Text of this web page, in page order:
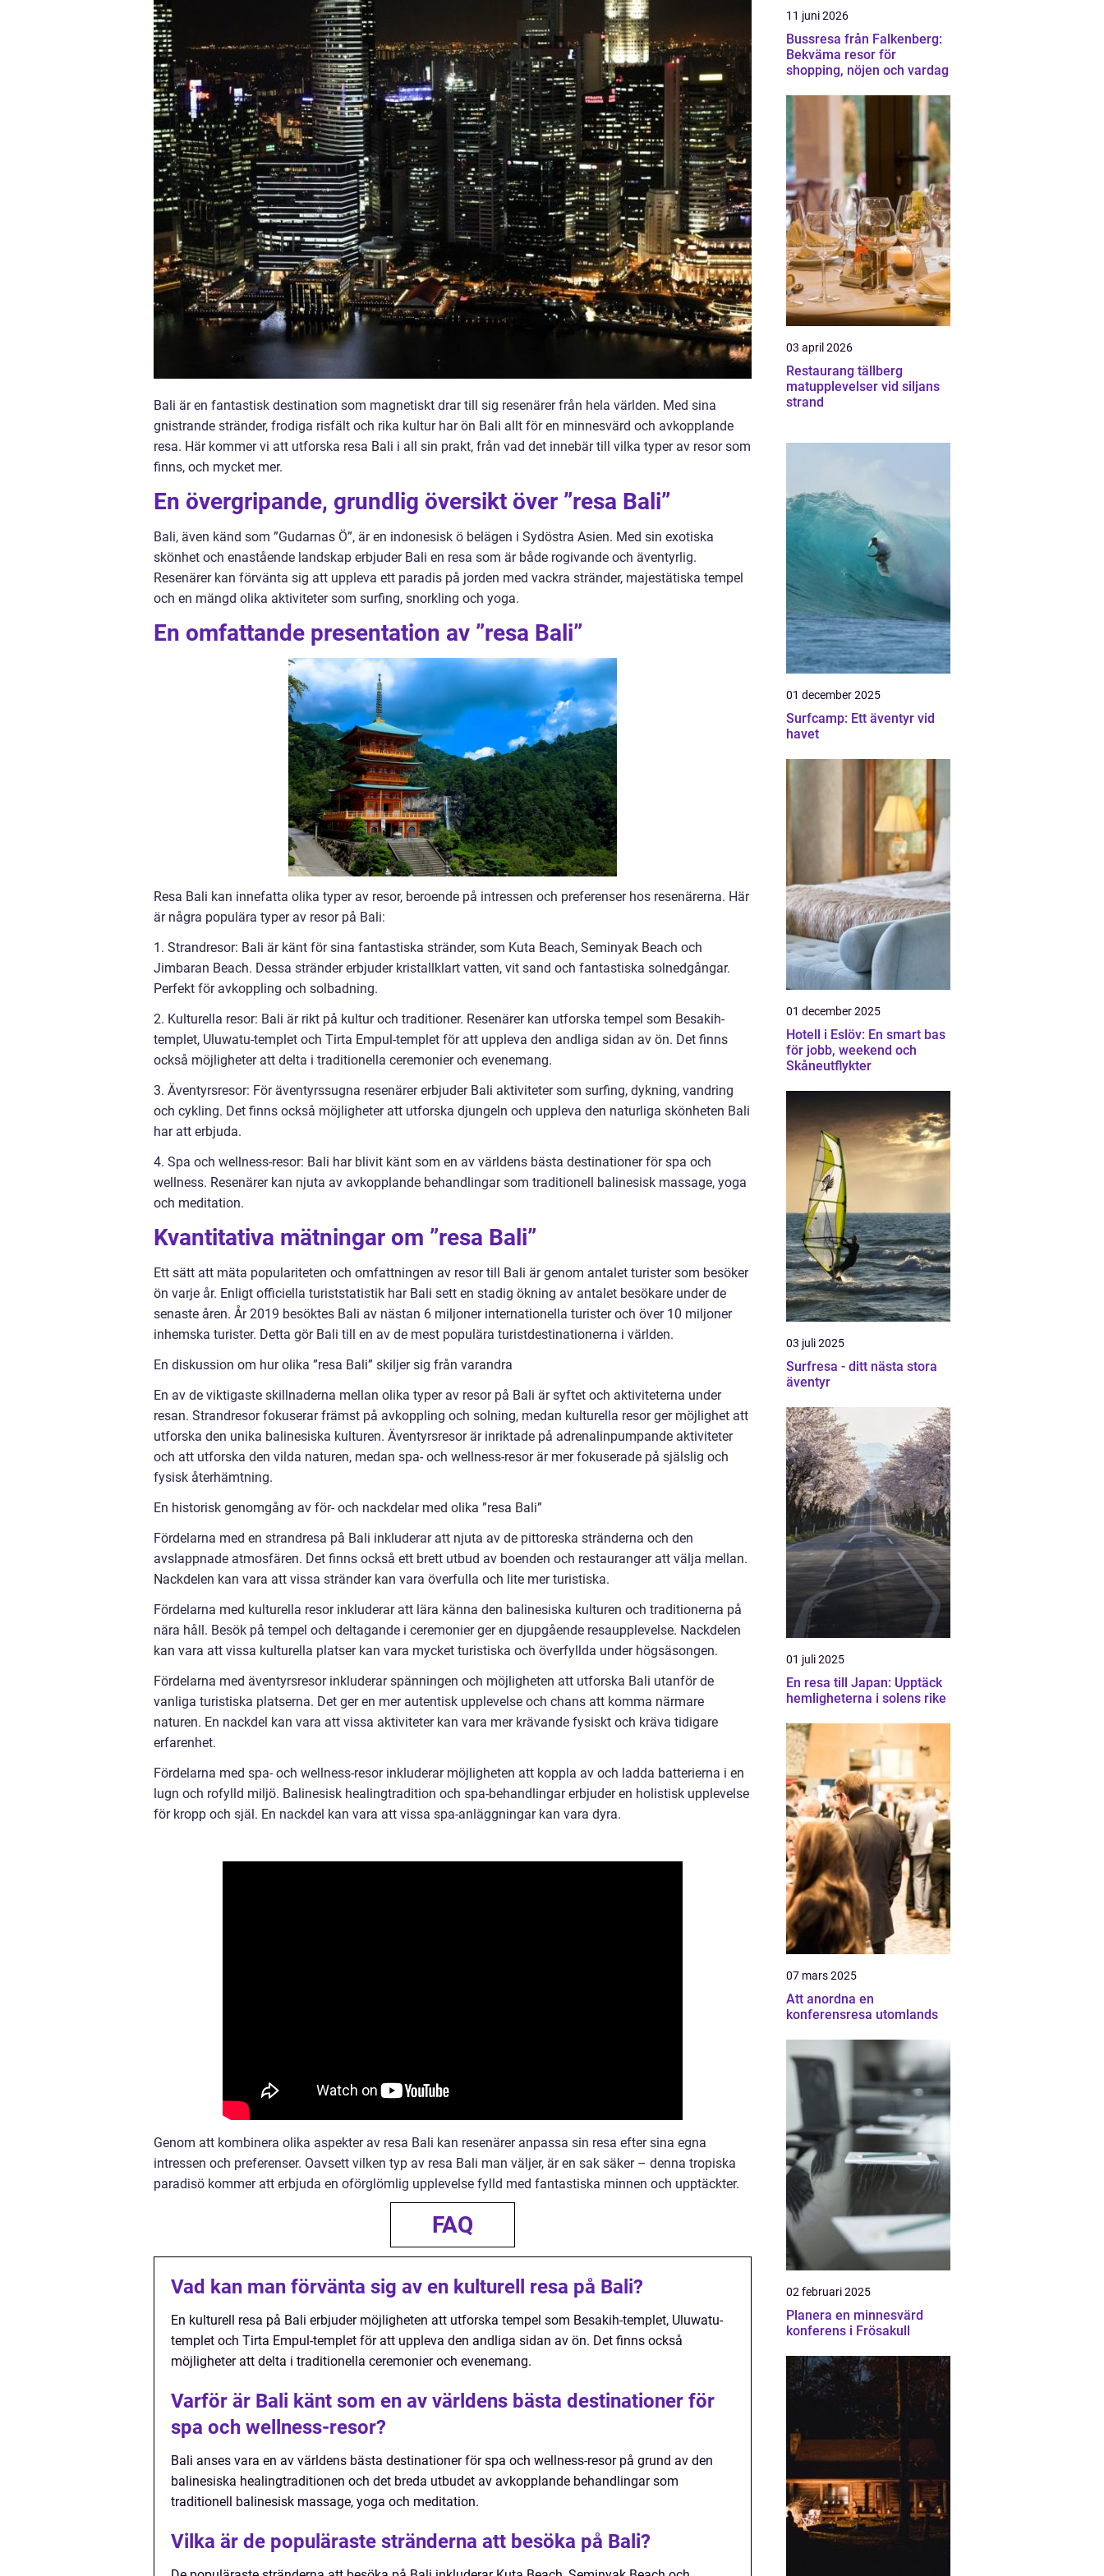
Bali är en fantastisk destination som magnetiskt drar till sig resenärer från hela världen. Med sina
gnistrande stränder, frodiga risfält och rika kultur har ön Bali allt för en minnesvärd och avkopplande
resa. Här kommer vi att utforska resa Bali i all sin prakt, från vad det innebär till vilka typer av resor som
finns, och mycket mer.
En övergripande, grundlig översikt över ”resa Bali”
Bali, även känd som ”Gudarnas Ö”, är en indonesisk ö belägen i Sydöstra Asien. Med sin exotiska
skönhet och enastående landskap erbjuder Bali en resa som är både rogivande och äventyrlig.
Resenärer kan förvänta sig att uppleva ett paradis på jorden med vackra stränder, majestätiska tempel
och en mängd olika aktiviteter som surfing, snorkling och yoga.
En omfattande presentation av ”resa Bali”
Resa Bali kan innefatta olika typer av resor, beroende på intressen och preferenser hos resenärerna. Här
är några populära typer av resor på Bali:
1. Strandresor: Bali är känt för sina fantastiska stränder, som Kuta Beach, Seminyak Beach och
Jimbaran Beach. Dessa stränder erbjuder kristallklart vatten, vit sand och fantastiska solnedgångar.
Perfekt för avkoppling och solbadning.
2. Kulturella resor: Bali är rikt på kultur och traditioner. Resenärer kan utforska tempel som Besakih-
templet, Uluwatu-templet och Tirta Empul-templet för att uppleva den andliga sidan av ön. Det finns
också möjligheter att delta i traditionella ceremonier och evenemang.
3. Äventyrsresor: För äventyrssugna resenärer erbjuder Bali aktiviteter som surfing, dykning, vandring
och cykling. Det finns också möjligheter att utforska djungeln och uppleva den naturliga skönheten Bali
har att erbjuda.
4. Spa och wellness-resor: Bali har blivit känt som en av världens bästa destinationer för spa och
wellness. Resenärer kan njuta av avkopplande behandlingar som traditionell balinesisk massage, yoga
och meditation.
Kvantitativa mätningar om ”resa Bali”
Ett sätt att mäta populariteten och omfattningen av resor till Bali är genom antalet turister som besöker
ön varje år. Enligt officiella turiststatistik har Bali sett en stadig ökning av antalet besökare under de
senaste åren. År 2019 besöktes Bali av nästan 6 miljoner internationella turister och över 10 miljoner
inhemska turister. Detta gör Bali till en av de mest populära turistdestinationerna i världen.
En diskussion om hur olika ”resa Bali” skiljer sig från varandra
En av de viktigaste skillnaderna mellan olika typer av resor på Bali är syftet och aktiviteterna under
resan. Strandresor fokuserar främst på avkoppling och solning, medan kulturella resor ger möjlighet att
utforska den unika balinesiska kulturen. Äventyrsresor är inriktade på adrenalinpumpande aktiviteter
och att utforska den vilda naturen, medan spa- och wellness-resor är mer fokuserade på själslig och
fysisk återhämtning.
En historisk genomgång av för- och nackdelar med olika ”resa Bali”
Fördelarna med en strandresa på Bali inkluderar att njuta av de pittoreska stränderna och den
avslappnade atmosfären. Det finns också ett brett utbud av boenden och restauranger att välja mellan.
Nackdelen kan vara att vissa stränder kan vara överfulla och lite mer turistiska.
Fördelarna med kulturella resor inkluderar att lära känna den balinesiska kulturen och traditionerna på
nära håll. Besök på tempel och deltagande i ceremonier ger en djupgående resaupplevelse. Nackdelen
kan vara att vissa kulturella platser kan vara mycket turistiska och överfyllda under högsäsongen.
Fördelarna med äventyrsresor inkluderar spänningen och möjligheten att utforska Bali utanför de
vanliga turistiska platserna. Det ger en mer autentisk upplevelse och chans att komma närmare
naturen. En nackdel kan vara att vissa aktiviteter kan vara mer krävande fysiskt och kräva tidigare
erfarenhet.
Fördelarna med spa- och wellness-resor inkluderar möjligheten att koppla av och ladda batterierna i en
lugn och rofylld miljö. Balinesisk healingtradition och spa-behandlingar erbjuder en holistisk upplevelse
för kropp och själ. En nackdel kan vara att vissa spa-anläggningar kan vara dyra.
Genom att kombinera olika aspekter av resa Bali kan resenärer anpassa sin resa efter sina egna
intressen och preferenser. Oavsett vilken typ av resa Bali man väljer, är en sak säker – denna tropiska
paradisö kommer att erbjuda en oförglömlig upplevelse fylld med fantastiska minnen och upptäckter.
FAQ
Vad kan man förvänta sig av en kulturell resa på Bali?
En kulturell resa på Bali erbjuder möjligheten att utforska tempel som Besakih-templet, Uluwatu-
templet och Tirta Empul-templet för att uppleva den andliga sidan av ön. Det finns också
möjligheter att delta i traditionella ceremonier och evenemang.
Varför är Bali känt som en av världens bästa destinationer för
spa och wellness-resor?
Bali anses vara en av världens bästa destinationer för spa och wellness-resor på grund av den
balinesiska healingtraditionen och det breda utbudet av avkopplande behandlingar som
traditionell balinesisk massage, yoga och meditation.
Vilka är de populäraste stränderna att besöka på Bali?
11 juni 2026
Bussresa från Falkenberg:
Bekväma resor för
shopping, nöjen och vardag
03 april 2026
Restaurang tällberg
matupplevelser vid siljans
strand
01 december 2025
Surfcamp: Ett äventyr vid
havet
01 december 2025
Hotell i Eslöv: En smart bas
för jobb, weekend och
Skåneutflykter
03 juli 2025
Surfresa - ditt nästa stora
äventyr
01 juli 2025
En resa till Japan: Upptäck
hemligheterna i solens rike
07 mars 2025
Att anordna en
konferensresa utomlands
02 februari 2025
Planera en minnesvärd
konferens i Frösakull